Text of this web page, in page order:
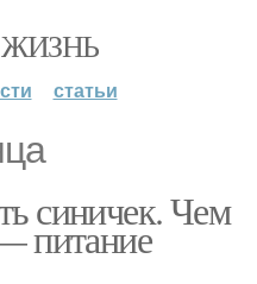
статьи
синичек. Чем
питание